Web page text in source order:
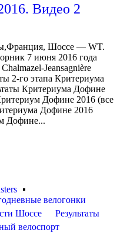
Видео 2
Шоссе — WT.
7 июня 2016 года
Jeansagnière
2-го этапа Критериума
Критериума Дофине
Дофине 2016 (все
Дофине 2016
Дофине...
велогонки
Шоссе
Результаты
велоспорт